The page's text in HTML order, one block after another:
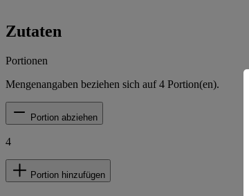
Zutaten
Portionen
Mengenangaben beziehen sich auf4 Portion(en).
Portion abziehen
4
Portion hinzufügen